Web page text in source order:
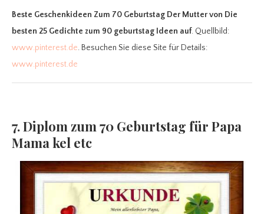
Beste Geschenkideen Zum 70 Geburtstag Der Muttervon Die
besten 25 Gedichte zum 90 geburtstag Ideen auf. Quellbild:
www.pinterest.de. Besuchen Sie diese Site für Details:
www.pinterest.de
7. Diplom zum 70 Geburtstag für Papa
Mama kel etc